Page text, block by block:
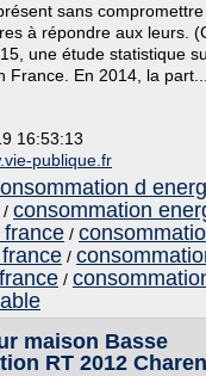
sans
à répondre aux leurs.
une étude statistique
France. En 2014, la part...
16:53:13
publique.fr
d
/ consommation
france /
/
/
maison Basse
RT 2012